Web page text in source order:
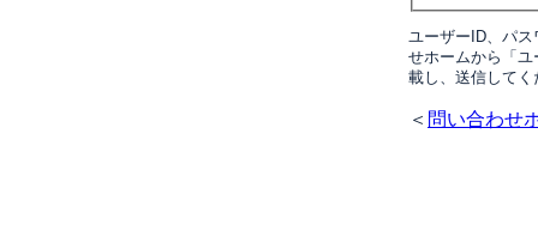
ユーザーID、パ
せホームから「
載し、送信してく
＜ 問い合わせ